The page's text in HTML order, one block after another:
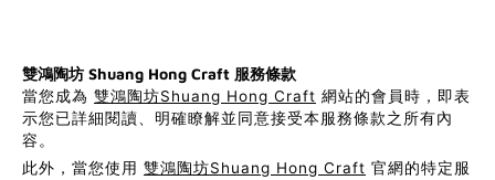
雙鴻陶坊 Shuang Hong Craft 服務條款
當您成為 雙鴻陶坊Shuang Hong Craft 網站的會員時，即表
示您已詳細閱讀、明確瞭解並同意接受本服務條款之所有內
容。
此外，當您使用 雙鴻陶坊Shuang Hong Craft 官網的特定服